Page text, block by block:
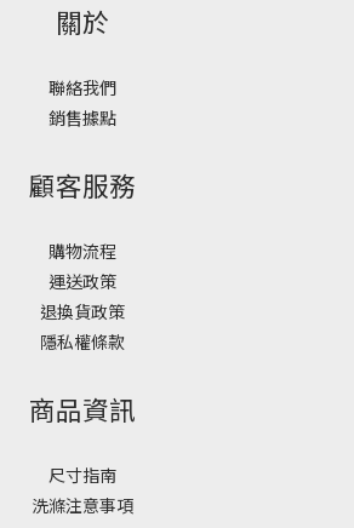
關於
聯絡我們
銷售據點
顧客服務
購物流程
運送政策
退換貨政策
隱私權條款
商品資訊
尺寸指南
洗滌注意事項